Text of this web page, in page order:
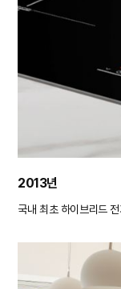
2013년
국내 최초 하이브리드 전